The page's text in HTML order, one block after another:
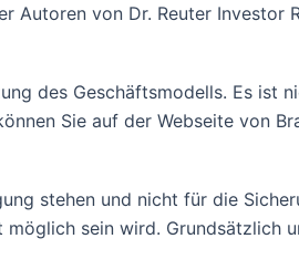
von Dr. Reuter Investor
des Geschäftsmodells. Es ist
Sie auf der Webseite von
stehen und nicht für die
sein wird. Grundsätzlich